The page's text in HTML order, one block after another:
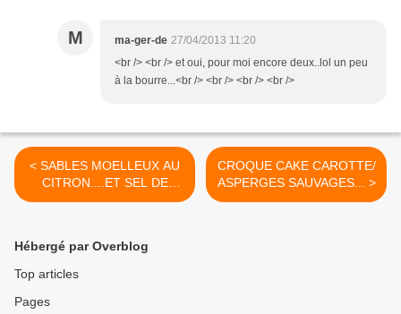
M ma-ger-de 27/04/2013 11:20
<br /> <br /> et oui, pour moi encore deux..lol un peu
à la bourre...<br /> <br /> <br /> <br />
< SABLES MOELLEUX AU
CITRON....ET SEL DE
VANILLE...
CROQUE CAKE CAROTTE/
ASPERGES SAUVAGES... >
Hébergé par Overblog
Top articles
Pages